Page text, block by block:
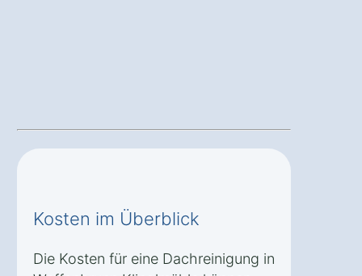
Kosten im Überblick
Die Kosten für eine Dachreinigung in